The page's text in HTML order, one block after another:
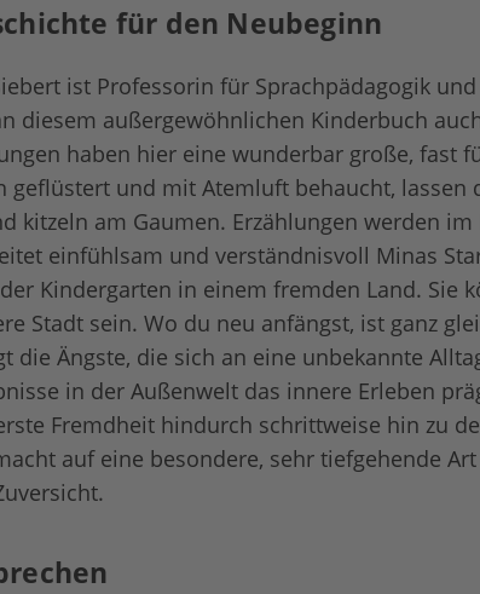
für den Neubeginn
ist Professorin für Sprachpädagogik und
diesem außergewöhnlichen Kinderbuch
haben hier eine wunderbar große, fast
geflüstert und mit Atemluft behaucht, lassen
kitzeln am Gaumen. Erzählungen werden
einfühlsam und verständnisvoll Minas
Kindergarten in einem fremden Land. Sie
Stadt sein. Wo du neu anfängst, ist ganz
die Ängste, die sich an eine unbekannte
in der Außenwelt das innere Erleben
Fremdheit hindurch schrittweise hin zu
auf eine besondere, sehr tiefgehende